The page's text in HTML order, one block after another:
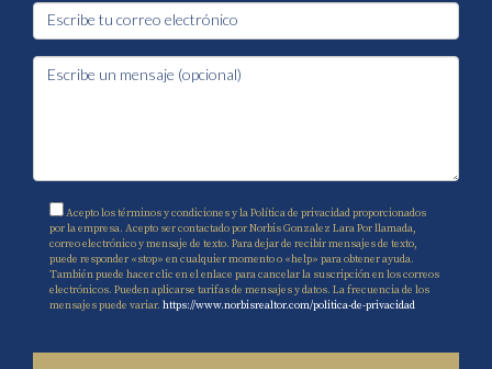
Acepto los términos y condiciones y la Política de privacidad proporcionados
por la empresa. Acepto ser contactado por Norbis Gonzalez Lara Por llamada,
correo electrónico y mensaje de texto. Para dejar de recibir mensajes de texto,
puede responder «stop» en cualquier momento o «help» para obtener ayuda.
También puede hacer clic en el enlace para cancelar la suscripción en los correos
electrónicos. Pueden aplicarse tarifas de mensajes y datos. La frecuencia de los
mensajes puede variar. https://www.norbisrealtor.com/politica-de-privacidad